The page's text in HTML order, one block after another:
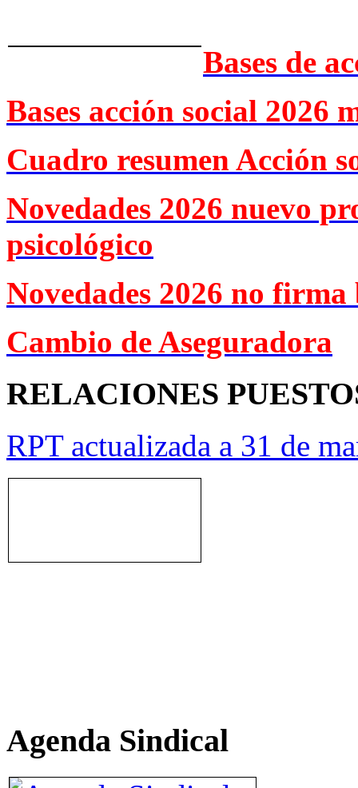
Bases de
Bases acción social 2026
Cuadro resumen Acción
Novedades 2026 nuevo
psicológico
Novedades 2026 no firma
Cambio de Aseguradora
RELACIONES
RPT actualizada a 31 de
Agenda Sindical